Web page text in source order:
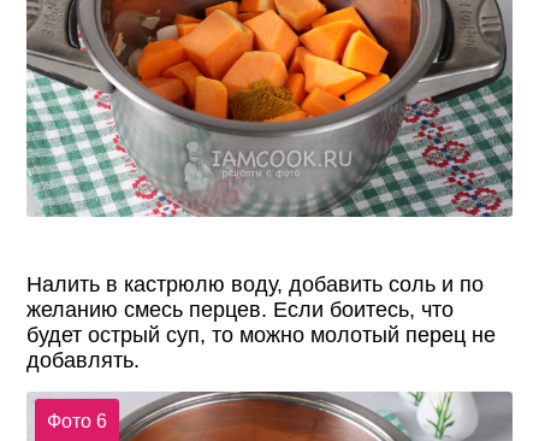
Налить в кастрюлю воду, добавить соль и по
желанию смесь перцев. Если боитесь, что
будет острый суп, то можно молотый перец не
добавлять.
Фото 6